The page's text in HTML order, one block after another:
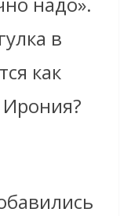
в
как
Ирония?